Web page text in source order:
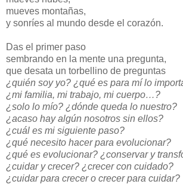
mueves montañas,
y sonríes al mundo desde el corazón.
Das el primer paso
sembrando en la mente una pregunta,
que desata un torbellino de preguntas
¿quién soy yo? ¿qué es para mí lo
¿mi familia, mi trabajo, mi cuerpo…?
¿solo lo mío? ¿dónde queda lo nuestro?
¿acaso hay algún nosotros sin ellos?
¿cuál es mi siguiente paso?
¿qué necesito hacer para evolucionar?
¿qué es evolucionar? ¿conservar y
¿cuidar y crecer? ¿crecer con cuidado?
¿cuidar para crecer o crecer para cuidar?